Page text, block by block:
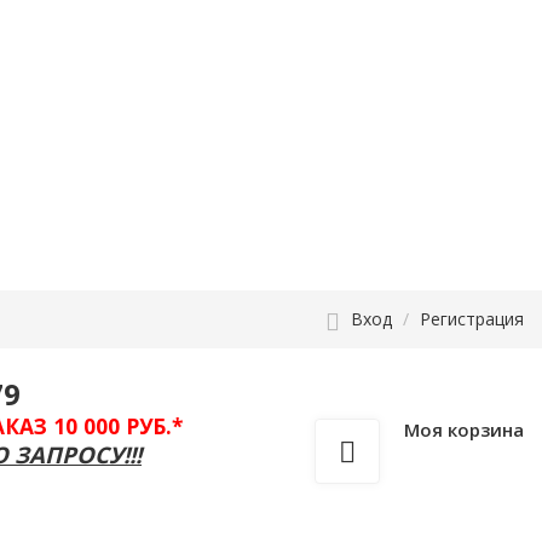
Вход / Регистрация
10 000 РУБ.*
ЗАПРОСУ!!!
Моя корзина